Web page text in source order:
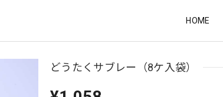
HOME
どうたくサブレー（8ケ入袋）